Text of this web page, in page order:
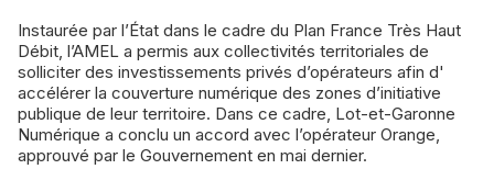
Instaurée par l’État dans le cadre du Plan France Très Haut
Débit, l’AMEL a permis aux collectivités territoriales de
solliciter des investissements privés d’opérateurs afin d'
accélérer la couverture numérique des zones d’initiative
publique de leur territoire. Dans ce cadre, Lot-et-Garonne
Numérique a conclu un accord avec l’opérateur Orange,
approuvé par le Gouvernement en mai dernier.